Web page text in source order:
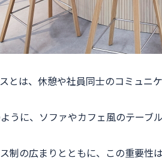
とは、休憩や社員同士のコミュニ
うに、ソファやカフェ風のテーブ
制の広まりとともに、この重要性は